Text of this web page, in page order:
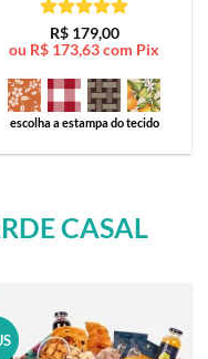
Avaliação5
de 5
R$179,00
ou R$ 173,63com Pix
escolha a estampa do tecido
CASAL